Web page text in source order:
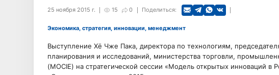
15 0
25 ноября 2015 г. Поделиться:
Экономика, стратегия, инновации, менеджмент
Выступление Хё Чже Пака, директора по технологиям,
планирования и исследований, министерства торговли,
(MOCIE) на стратегической сессии «Модель открытых инноваций в